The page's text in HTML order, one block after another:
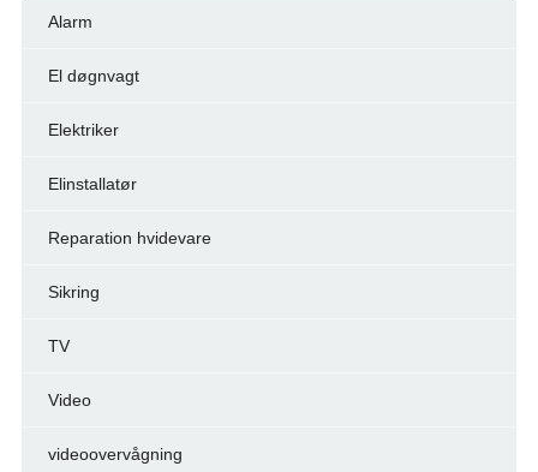
Alarm
El døgnvagt
Elektriker
Elinstallatør
Reparation hvidevare
Sikring
TV
Video
videoovervågning